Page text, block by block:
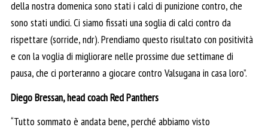
della nostra domenica sono stati i calci di punizione contro, che
sono stati undici. Ci siamo fissati una soglia di calci contro da
rispettare (sorride, ndr). Prendiamo questo risultato con positività
e con la voglia di migliorare nelle prossime due settimane di
pausa, che ci porteranno a giocare contro Valsugana in casa loro”.
Diego Bressan, head coach Red Panthers
“Tutto sommato è andata bene, perché abbiamo visto